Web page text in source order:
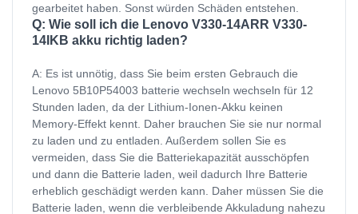
gearbeitet haben. Sonst würden Schäden entstehen.
Q: Wie soll ich die Lenovo V330-14ARR V330-
14IKB akku richtig laden?
A: Es ist unnötig, dass Sie beim ersten Gebrauch die
Lenovo 5B10P54003 batterie wechseln wechseln für 12
Stunden laden, da der Lithium-Ionen-Akku keinen
Memory-Effekt kennt. Daher brauchen Sie sie nur normal
zu laden und zu entladen. Außerdem sollen Sie es
vermeiden, dass Sie die Batteriekapazität ausschöpfen
und dann die Batterie laden, weil dadurch Ihre Batterie
erheblich geschädigt werden kann. Daher müssen Sie die
Batterie laden, wenn die verbleibende Akkuladung nahezu